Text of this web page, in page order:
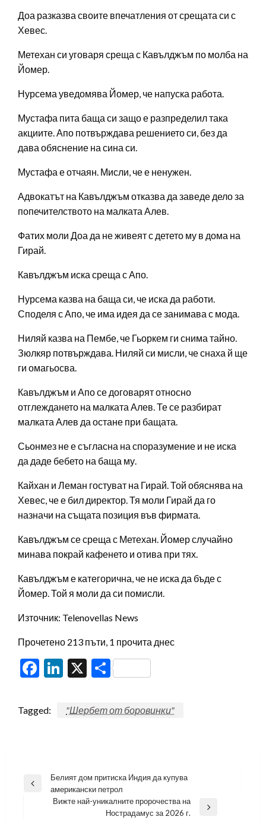
Доа разказва своите впечатления от срещата си с
Хевес.
Метехан си уговаря среща с Кавълджъм по молба на
Йомер.
Нурсема уведомява Йомер, че напуска работа.
Мустафа пита баща си защо е разпределил така
акциите. Апо потвърждава решението си, без да
дава обяснение на сина си.
Мустафа е отчаян. Мисли, че е ненужен.
Адвокатът на Кавълджъм отказва да заведе дело за
попечителството на малката Алев.
Фатих моли Доа да не живеят с детето му в дома на
Гирай.
Кавълджъм иска среща с Апо.
Нурсема казва на баща си, че иска да работи.
Споделя с Апо, че има идея да се занимава с мода.
Ниляй казва на Пембе, че Гьоркем ги снима тайно.
Зюлкяр потвърждава. Ниляй си мисли, че снаха й ще
ги омагьосва.
Кавълджъм и Апо се договарят относно
отглеждането на малката Алев. Те се разбират
малката Алев да остане при бащата.
Сьонмез не е съгласна на споразумение и не иска
да даде бебето на баща му.
Кайхан и Леман гостуват на Гирай. Той обяснява на
Хевес, че е бил директор. Тя моли Гирай да го
назначи на същата позиция във фирмата.
Кавълджъм се среща с Метехан. Йомер случайно
минава покрай кафенето и отива при тях.
Кавълджъм е категорична, че не иска да бъде с
Йомер. Той я моли да си помисли.
Източник: Telenovellas News
Прочетено 213 пъти, 1 прочита днес
Facebook
LinkedIn
X Share
Tagged: "Шербет от боровинки"
Навигация
Previous
Белият дом притиска Индия да купува
американски петрол
Вижте най-уникалните пророчества на
Нострадамус за 2026 г.